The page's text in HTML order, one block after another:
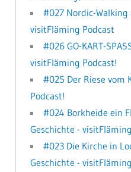
#027 Nordic-
visitFläming Podcast
#026 GO-KART-
visitFläming Podcast!
#025 Der Riese vom
Podcast!
#024 Borkheide ein
Geschichte -
#023 Die Kirche in
Geschichte -